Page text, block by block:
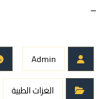
–
Admin
الغزات الطبية